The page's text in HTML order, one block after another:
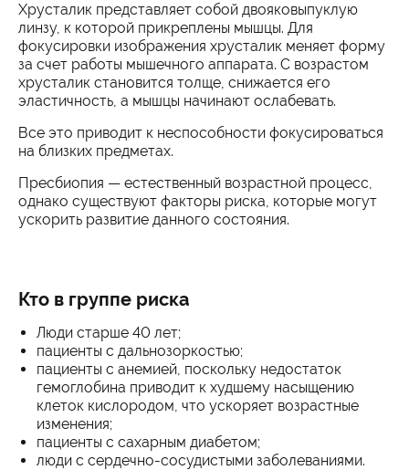
Хрусталик представляет собой двояковыпуклую
линзу, к которой прикреплены мышцы. Для
фокусировки изображения хрусталик меняет форму
за счет работы мышечного аппарата. С возрастом
хрусталик становится толще, снижается его
эластичность, а мышцы начинают ослабевать.
Все это приводит к неспособности фокусироваться
на близких предметах.
Пресбиопия — естественный возрастной процесс,
однако существуют факторы риска, которые могут
ускорить развитие данного состояния.
Кто в группе риска
Люди старше 40 лет;
пациенты с дальнозоркостью;
пациенты с анемией, поскольку недостаток
гемоглобина приводит к худшему насыщению
клеток кислородом, что ускоряет возрастные
изменения;
пациенты с сахарным диабетом;
люди с сердечно-сосудистыми заболеваниями.